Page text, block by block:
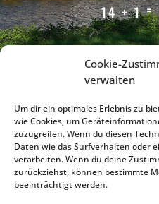
Cookie-
verwalten
Um dir ein optimales Erlebnis zu
wie Cookies, um
zuzugreifen. Wenn du diesen
Daten wie das Surfverhalten oder
verarbeiten. Wenn du deine
zurückziehst, können bestimmte
beeinträchtigt werden.
14 + 1=
Kanzlei Dr.
77656
Telefon: